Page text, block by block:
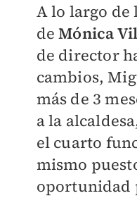
A lo largo
deMónica
de director
cambios,
más de 3
a la
el cuarto
mismo
oportunidad